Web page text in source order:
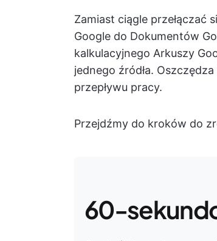
Zamiast ciągle przełączać
Google do Dokumentów
kalkulacyjnego Arkuszy
jednego źródła.
przepływu pracy.
Przejdźmy do kroków do
60-